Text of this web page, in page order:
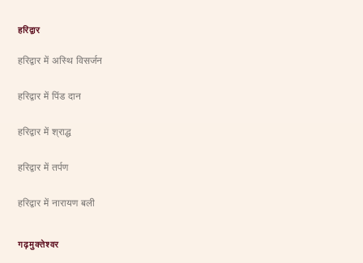
हरिद्वार
हरिद्वार में अस्थि विसर्जन
हरिद्वार में पिंड दान
हरिद्वार में श्राद्ध
हरिद्वार में तर्पण
हरिद्वार में नारायण बली
गढ़मुक्तेश्वर